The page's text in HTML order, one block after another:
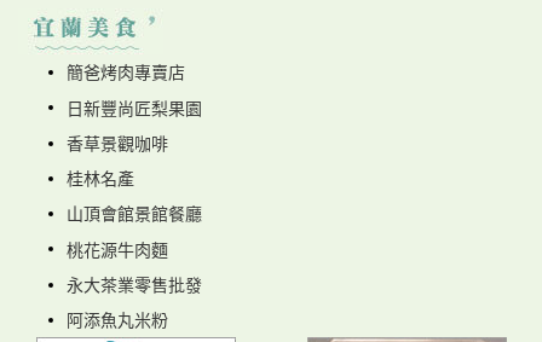
簡爸烤肉專賣店
日新豐尚匠梨果園
香草景觀咖啡
桂林名產
山頂會館景館餐廳
桃花源牛肉麵
永大茶業零售批發
阿添魚丸米粉